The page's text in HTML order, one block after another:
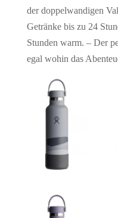
der doppelwandigen
Getränke bis zu 24
Stunden warm. – Der
egal wohin das